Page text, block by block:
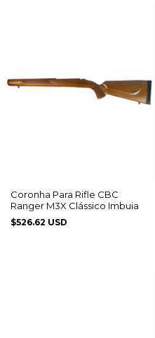
Coronha Para Rifle CBC
Ranger M3X Clássico Imbuia
$526.62 USD